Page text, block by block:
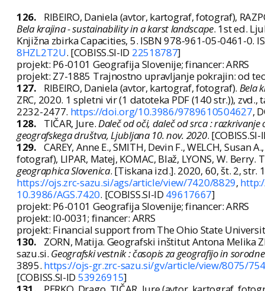
126.
RIBEIRO, Daniela (avtor, kartograf, fotograf),
Bela krajina - sustainability in a karst landscape. 1st ed.
Knjižna zbirka Capacities, 5. ISBN 978-961-05-0461-0.
8HZL2T2U. [COBISS.SI-ID 22518787]
projekt: P6-0101 Geografija Slovenije; financer: ARRS
projekt: Z7-1885 Trajnostno upravljanje pokrajin: od
127.
RIBEIRO, Daniela (avtor, kartograf, fotograf). Bela
ZRC, 2020. 1 spletni vir (1 datoteka PDF (140 str.)),
2232-2477. https://doi.org/10.3986/9789610504627,
128.
TIČAR, Jure.Daleč od oči, daleč od srca :
geografskega društva, Ljubljana 10. nov. 2020.
129. CAREY, Anne E., SMITH, Devin F., WELCH,
fotograf), LIPAR, Matej, KOMAC, Blaž, LYONS, W.
geographica Slovenica. [Tiskana izd.]. 2020, 60, št. 2, str.
https://ojs.zrc-sazu.si/ags/article/view/7420/8829,
10.3986/AGS.7420. [COBISS.SI-ID 49617667]
projekt: P6-0101 Geografija Slovenije; financer: ARRS
projekt: I0-0031; financer: ARRS
projekt: Financial support from The Ohio State
130.
ZORN, Matija. Geografski inštitut Antona Melika
sazu.si. Geografski vestnik : časopis za geografijo in
3895. https://ojs-gr.zrc-sazu.si/gv/article/view/8075/
[COBISS.SI-ID 53926915]